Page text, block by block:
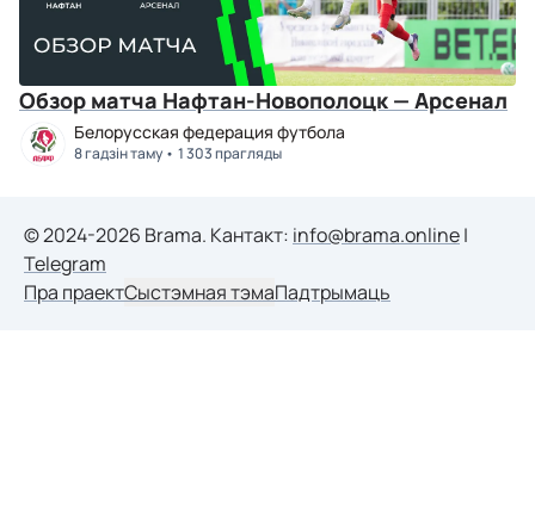
Обзор матча Нафтан-Новополоцк — Арсенал
Белорусская федерация футбола
8 гадзін таму 1 303 прагляды
© 2024-2026 Brama. Кантакт: info@brama.online|
Telegram
Пра праектСыстэмная тэмаПадтрымаць